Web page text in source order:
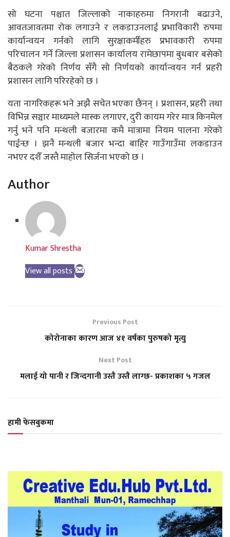
सो घटना पश्चात जिल्लाको नाकाहरुमा निगरानी बढाउने,
आवतजावतमा रोक लगाउने र लकडाउनलाई प्रभाविकारी रुपमा
कार्यान्वयन गर्नको लागि सुरक्षाकर्मीहरु प्रभावकारी रुपमा
परिचालन गर्ने जिल्ला प्रशासन कार्यालय रामेछापमा बुधबार बसेको
बैठकले गरेको निर्णय सँगै सो निर्णयको कार्यान्वयन गर्न प्रहरी
प्रशासन लागि परिरहेको छ ।
यता नागरिकहरू भने अझै सचेत भएका छैनन् । प्रशासन, प्रहरी तथा
विभिन्न सञ्चार माध्यमले मास्क लगाएर, दुरी कायम गरेर मात्र किनमेल
गर्नु भने पनि मन्थली बजारमा कमै मात्रामा नियम पालना गरेको
पाईन्छ । झनै मन्थली बजार भन्दा बाहिर गाउँगाउँमा लकडाउन
नभएर दशैँ जस्तै माहोल सिर्जना भएको छ ।
Author
Kumar Shrestha
View all posts
Previous Post
कोरोनाका कारण आज ४१ वर्षका पुरुषको मृत्यु
Next Post
मलाई यो पानी र जिन्दगानी उस्तै उस्तै लाग्छ- प्रकाशका ५ गजल
हामी फेसबुकमा